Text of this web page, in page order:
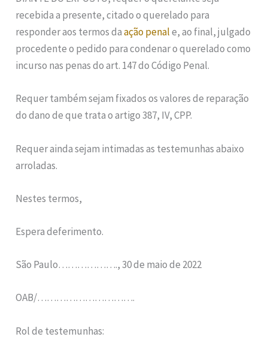
recebida a presente, citado o querelado para
responder aos termos daação penale, ao final, julgado
procedente o pedido para condenar o querelado como
incurso nas penas do art. 147 do Código Penal.
Requer também sejam fixados os valores de reparação
do dano de que trata o artigo 387, IV, CPP.
Requer ainda sejam intimadas as testemunhas abaixo
arroladas.
Nestes termos,
Espera deferimento.
São Paulo………………., 30 de maio de 2022
OAB/………………………….
Rol de testemunhas: